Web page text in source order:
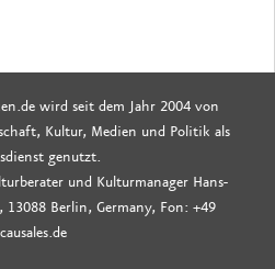
wird seit dem Jahr 2004 von
Kultur, Medien und Politik als
genutzt.
und Kulturmanager Hans-
13088 Berlin, Germany, Fon: +49